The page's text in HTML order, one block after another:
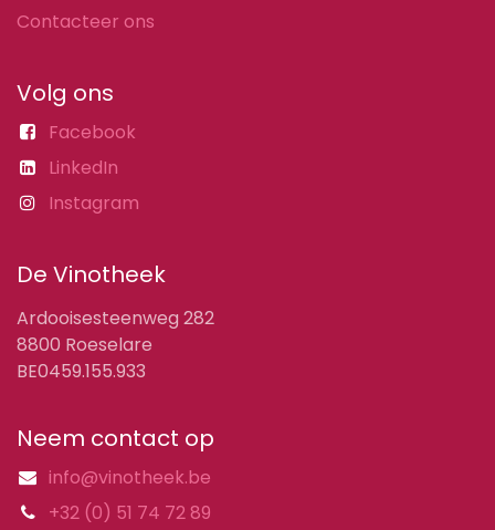
Contacteer ons
Volg ons
Facebook
LinkedIn
Instagram
De Vinotheek
Ardooisesteenweg 282
8800 Roeselare
BE0459.155.933
Neem contact op
info@vinotheek.be
+32 (0) 51 74 72 89